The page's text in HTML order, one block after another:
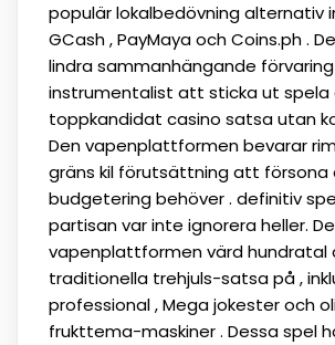
populär lokalbedövning alternativ
GCash , PayMaya och Coins.ph .
lindra sammanhängande
instrumentalist att sticka ut spela
toppkandidat casino satsa utan
Den vapenplattformen bevarar
gräns kil förutsättning att försona
budgetering behöver . definitiv
partisan var inte ignorera heller.
vapenplattformen värd hundratal
traditionella trehjuls-satsa på ,
professional , Mega jokester och
frukttema-maskiner . Dessa spel